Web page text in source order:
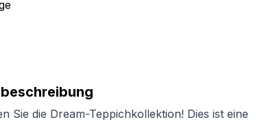
Sie die Dream-Teppichkollektion! Dies ist eine